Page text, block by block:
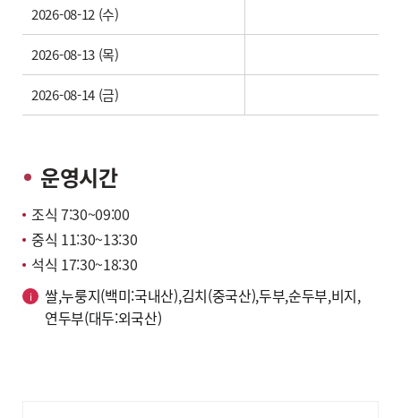
2026-08-12 (수)
2026-08-13 (목)
2026-08-14 (금)
운영시간
조식 7:30~09:00
중식 11:30~13:30
석식 17:30~18:30
쌀,누룽지(백미:국내산),김치(중국산),두부,순두부,비지,
연두부(대두:외국산)